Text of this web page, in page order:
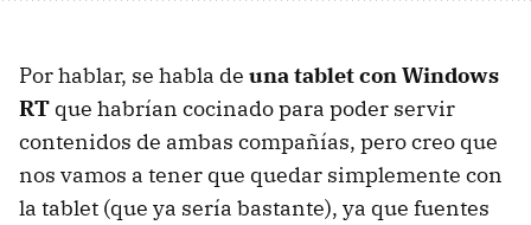
Por hablar, se habla de una tablet con Windows
RT que habrían cocinado para poder servir
contenidos de ambas compañías, pero creo que
nos vamos a tener que quedar simplemente con
la tablet (que ya sería bastante), ya que fuentes